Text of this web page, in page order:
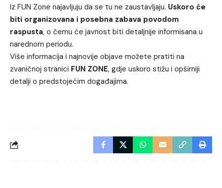
Iz FUN Zone najavljuju da se tu ne zaustavljaju. Uskoro će
biti organizovana i posebna zabava povodom
raspusta, o čemu će javnost biti detaljnije informisana u
narednom periodu.
Više informacija i najnovije objave možete pratiti na
zvaničnoj stranici FUN ZONE, gdje uskoro stižu i opširniji
detalji o predstojećim događajima.